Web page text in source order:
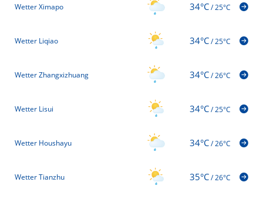
Wetter Ximapo 34°C/25°C
Wetter Liqiao 34°C/25°C
Wetter Zhangxizhuang 34°C/26°C
Wetter Lisui 34°C/25°C
Wetter Houshayu 34°C/26°C
Wetter Tianzhu 35°C/26°C